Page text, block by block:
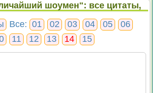
шоумен": все цитаты,
Все: 01 02 03 04 05
06
11 12 13 14 15